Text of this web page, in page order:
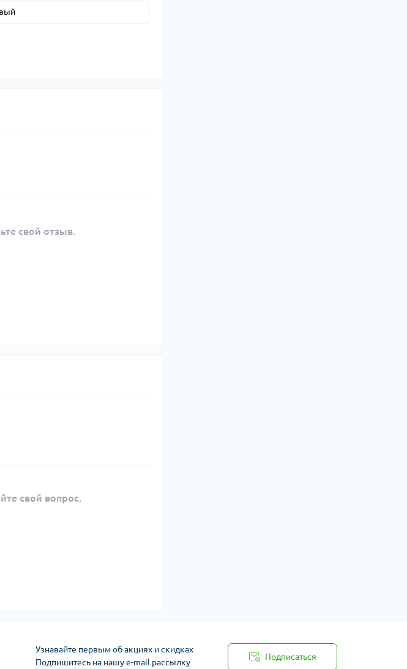
свой отзыв.
свой вопрос.
Узнавайте первым об акциях и скидках
Подпишитесь на нашу e-mail рассылку
Подписаться